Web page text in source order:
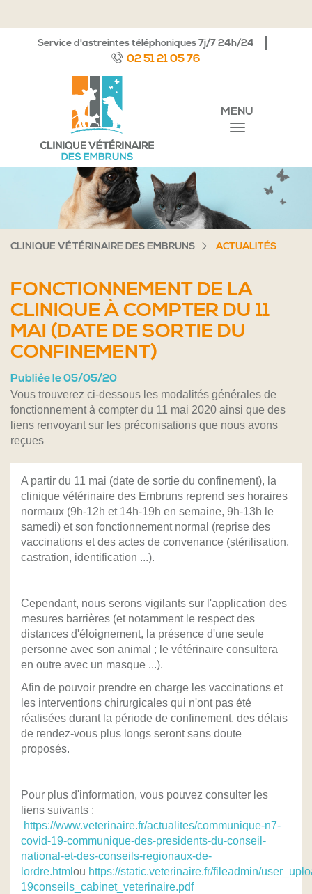
MENU
Service d'astreintes téléphoniques 7j/7 24h/24
02 51 21 05 76
CLINIQUE VÉTÉRINAIRE DES EMBRUNS ACTUALITÉS
FONCTIONNEMENT DE LA
CLINIQUE À COMPTER DU 11
MAI (DATE DE SORTIE DU
CONFINEMENT)
Publiée le 05/05/20
Vous trouverez ci-dessous les modalités générales de
fonctionnement à compter du 11 mai 2020 ainsi que des
liens renvoyant sur les préconisations que nous avons
reçues
A partir du 11 mai (date de sortie du confinement), la
clinique vétérinaire des Embruns reprend ses horaires
normaux (9h-12h et 14h-19h en semaine, 9h-13h le
samedi) et son fonctionnement normal (reprise des
vaccinations et des actes de convenance (stérilisation,
castration, identification ...).
Cependant, nous serons vigilants sur l'application des
mesures barrières (et notamment le respect des
distances d'éloignement, la présence d'une seule
personne avec son animal ; le vétérinaire consultera
en outre avec un masque ...).
Afin de pouvoir prendre en charge les vaccinations et
les interventions chirurgicales qui n'ont pas été
réalisées durant la période de confinement, des délais
de rendez-vous plus longs seront sans doute
proposés.
Pour plus d'information, vous pouvez consulter les
liens suivants :
https://www.veterinaire.fr/actualites/communique-n7-
covid-19-communique-des-presidents-du-conseil-
national-et-des-conseils-regionaux-de-
lordre.html ou https://static.veterinaire.fr/fileadmin/
19conseils_cabinet_veterinaire.pdf